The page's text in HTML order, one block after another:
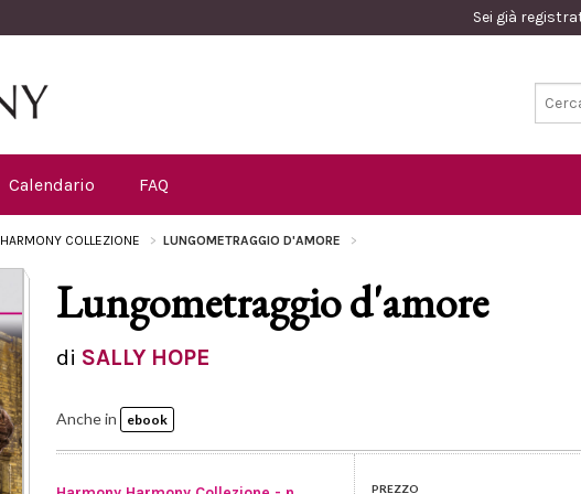
Sei già
Calendario FAQ
HARMONY COLLEZIONE LUNGOMETRAGGIO D'AMORE
Lungometraggio d'amore
di SALLY HOPE
Anche in ebook
PREZZO